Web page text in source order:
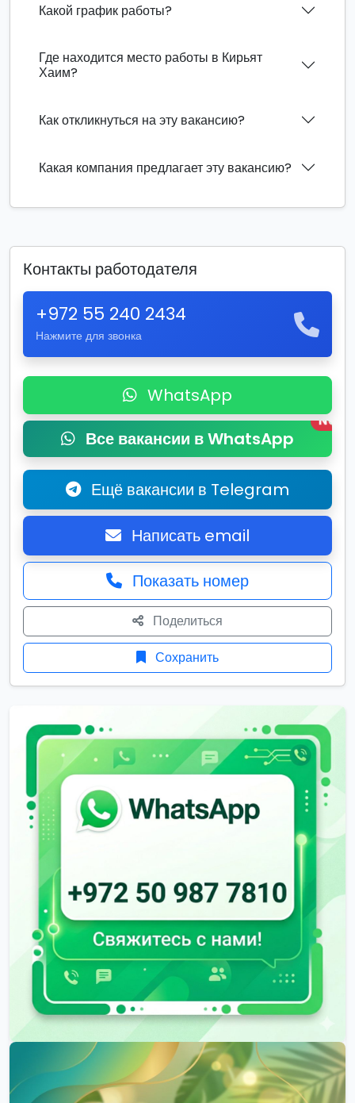
Какой график работы?
Где находится место работы в Кирьят
Хаим?
Как откликнуться на эту вакансию?
Какая компания предлагает эту вакансию?
Контакты работодателя
+972 55 240 2434
Нажмите для звонка
WhatsApp
Все вакансии в WhatsApp
New
Ещё вакансии в Telegram
Написать email
Показать номер
Поделиться
Сохранить